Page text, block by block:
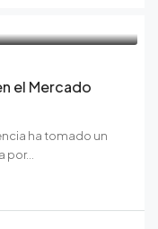
el Mercado
ha tomado un
por...